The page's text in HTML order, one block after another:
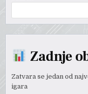
Zadnje
Zatvara se jedan od
igara